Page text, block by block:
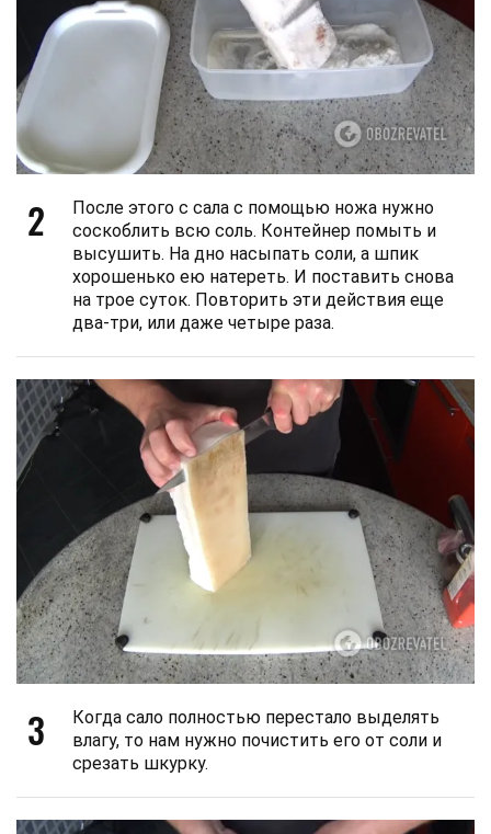
2
После этого с сала с помощью ножа нужно
соскоблить всю соль. Контейнер помыть и
высушить. На дно насыпать соли, а шпик
хорошенько ею натереть. И поставить снова
на трое суток. Повторить эти действия еще
два-три, или даже четыре раза.
3
Когда сало полностью перестало выделять
влагу, то нам нужно почистить его от соли и
срезать шкурку.